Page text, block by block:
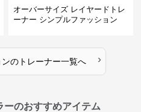
オーバーサイズ レイヤードトレ
ーナー シンプルファッション
のトレーナー一覧へ ›
ーのおすすめアイテム